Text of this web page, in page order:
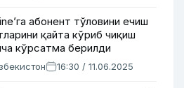
абонент тўловини ечиш
қайта кўриб чиқиш
кўрсатма берилди
16:30 / 11.06.2025